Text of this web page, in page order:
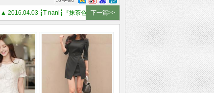
2016.04.03 ┇T-nani┇『抹茶色暮春惹眼复古褶皱礼裙』
下一篇>>